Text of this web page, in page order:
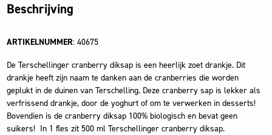
Beschrijving
ARTIKELNUMMER: 40675
De Terschellinger cranberry diksap is een heerlijk zoet drankje. Dit
drankje heeft zijn naam te danken aan de cranberries die worden
geplukt in de duinen van Terschelling. Deze cranberry sap is lekker als
verfrissend drankje, door de yoghurt of om te verwerken in desserts!
Bovendien is de cranberry diksap 100% biologisch en bevat geen
suikers! In 1 fles zit 500 ml Terschellinger cranberry diksap.